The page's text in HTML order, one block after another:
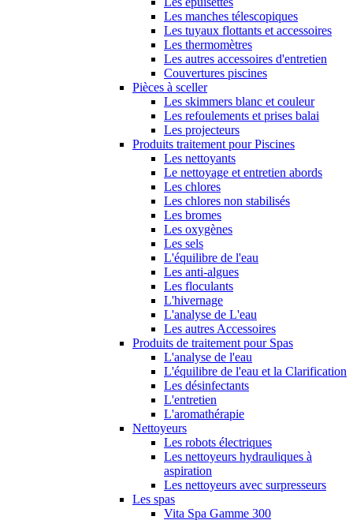
Les manches télescopiques
Les tuyaux flottants et accessoires
Les thermomètres
Les autres accessoires d'entretien
Couvertures piscines
Pièces à sceller
Les skimmers blanc et couleur
Les refoulements et prises balai
Les projecteurs
Produits traitement pour Piscines
Les nettoyants
Le nettoyage et entretien abords
Les chlores
Les chlores non stabilisés
Les bromes
Les oxygènes
Les sels
L'équilibre de l'eau
Les anti-algues
Les floculants
L'hivernage
L'analyse de L'eau
Les autres Accessoires
Produits de traitement pour Spas
L'analyse de l'eau
L'équilibre de l'eau et la Clarification
Les désinfectants
L'entretien
L'aromathérapie
Nettoyeurs
Les robots électriques
Les nettoyeurs hydrauliques à
aspiration
Les nettoyeurs avec surpresseurs
Les spas
Vita Spa Gamme 300